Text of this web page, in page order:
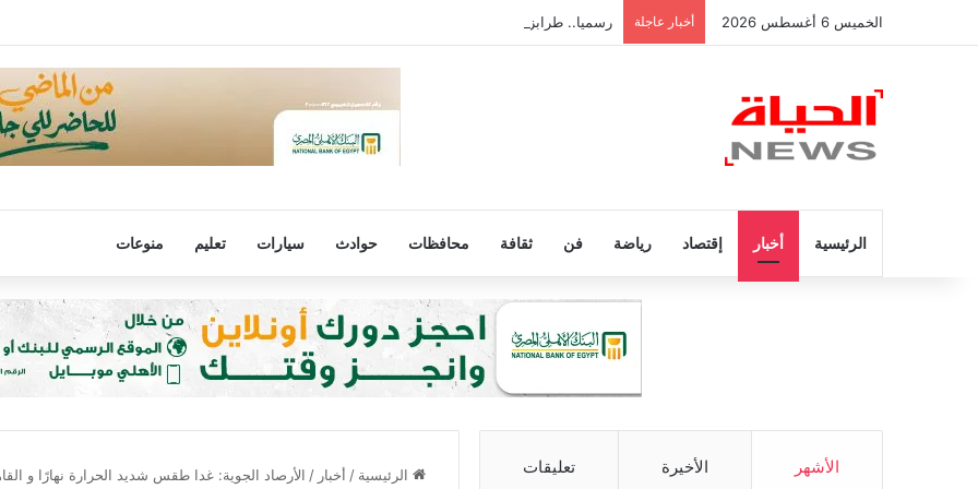
الخميس 6 أغسطس 2026 أخبار عاجلة رسميا.. طرابزون سبور التركي يعلن ضم محمد صلاح حتى عام 2028
الرئيسية أخبار إقتصاد رياضة فن ثقافة محافظات حوادث سيارات تعليم منوعات
الرئيسية / أخبار / الأرصاد الجوية: غدا طقس شديد الحرارة نهارًا و القاهرة الأشهر الأخيرة تعليقات